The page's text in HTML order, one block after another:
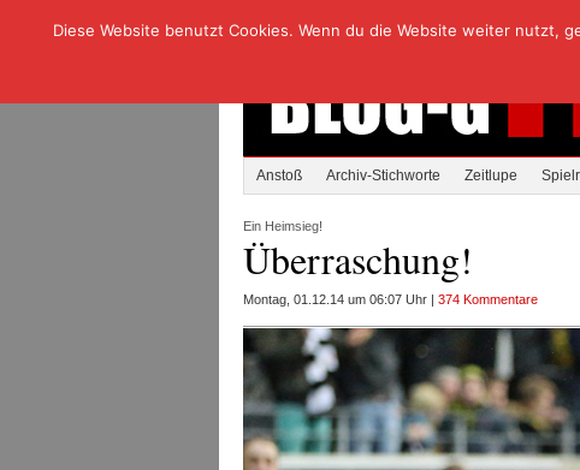
Anstoß Archiv-Stichworte Zeitlupe
Ein Heimsieg!
Überraschung!
Montag, 01.12.14 um 06:07 Uhr | 374 Kommentare
Diese Website benutzt Cookies. Wenn du die Website weiter nutzt,